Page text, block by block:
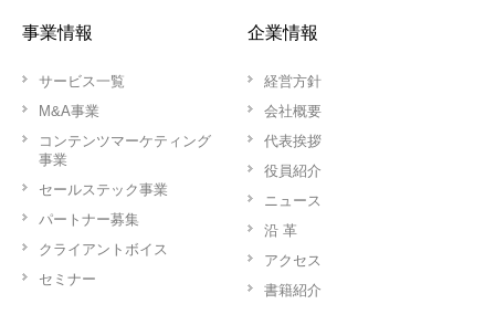
事業情報
サービス一覧
M&A事業
コンテンツマーケティング
事業
セールステック事業
パートナー募集
クライアントボイス
セミナー
企業情報
経営方針
会社概要
代表挨拶
役員紹介
ニュース
沿 革
アクセス
書籍紹介